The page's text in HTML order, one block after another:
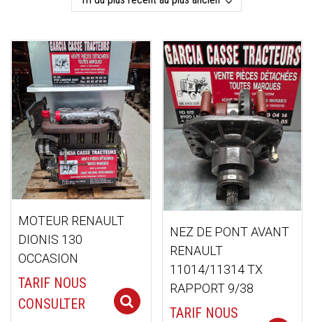
plus
au
plus
ancien
MOTEUR RENAULT
DIONIS 130
OCCASION
TARIF NOUS
CONSULTER
NEZ DE PONT AVANT
RENAULT
11014/11314 TX
RAPPORT 9/38
TARIF NOUS